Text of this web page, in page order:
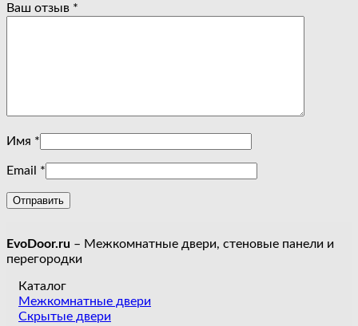
Ваш отзыв *
Имя *
Email *
EvoDoor.ru – Межкомнатные двери, стеновые панели и
перегородки
Каталог
Межкомнатные двери
Скрытые двери